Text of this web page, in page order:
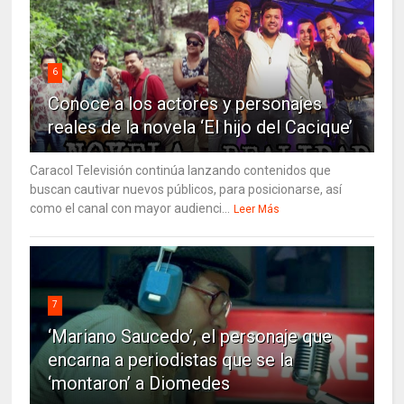
6
Conoce a los actores y personajes
reales de la novela ‘El hijo del Cacique’
Caracol Televisión continúa lanzando contenidos que
buscan cautivar nuevos públicos, para posicionarse, así
como el canal con mayor audienci...
Leer Más
7
‘Mariano Saucedo’, el personaje que
encarna a periodistas que se la
‘montaron’ a Diomedes